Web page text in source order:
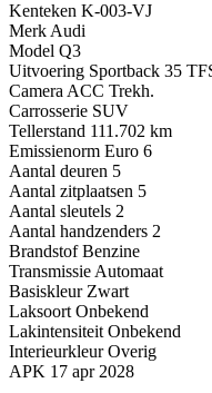
Kenteken K-003-VJ
Merk Audi
Model Q3
Uitvoering Sportback 35
Camera ACC Trekh.
Carrosserie SUV
Tellerstand 111.702 km
Emissienorm Euro 6
Aantal deuren 5
Aantal zitplaatsen 5
Aantal sleutels 2
Aantal handzenders 2
Brandstof Benzine
Transmissie Automaat
Basiskleur Zwart
Laksoort Onbekend
Lakintensiteit Onbekend
Interieurkleur Overig
APK 17 apr 2028